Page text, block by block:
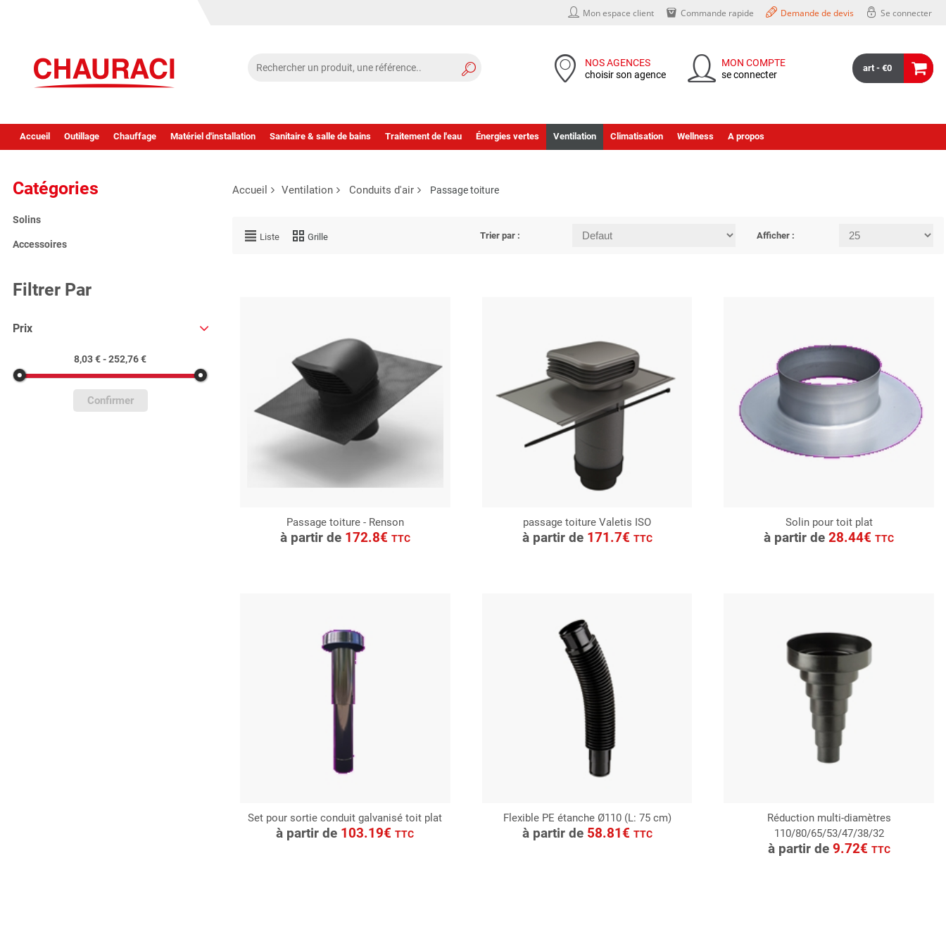
Mon espace client Commande rapide Demande de devis Se connecter
NOS AGENCES
choisir son agence
MON COMPTE
se connecter
art - €0
Accueil Outillage Chauffage Matériel d'installation Sanitaire & salle de bains Traitement de l'eau Énergies vertes Ventilation Climatisation Wellness A propos
Catégories
Solins
Accessoires
Filtrer Par
Prix
8,03 € - 252,76 €
Confirmer
Accueil Ventilation Conduits d'air Passage toiture
Liste Grille Trier par : Afficher :
Passage toiture - Renson
à partir de 172.8€ TTC
CONSULTER
Demande de devis
passage toiture Valetis ISO
à partir de 171.7€ TTC
CONSULTER
Demande de devis
Solin pour toit plat
à partir de28.44€TTC
CONSULTER
Demande de devis
Set pour sortie conduit galvanisé toit plat
à partir de 103.19€TTC
CONSULTER
Demande de devis
Flexible PE étanche Ø110 (L: 75 cm)
à partir de 58.81€ TTC
CONSULTER
Demande de devis
Réduction multi-diamètres
110/80/65/53/47/38/32
à partir de 9.72€ TTC
CONSULTER
Demande de devis